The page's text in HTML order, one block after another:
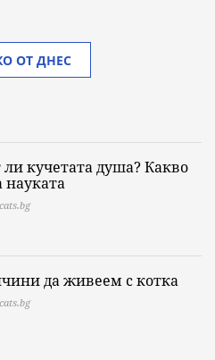
ОТ ДНЕС
кучетата душа? Какво
науката
да живеем с котка